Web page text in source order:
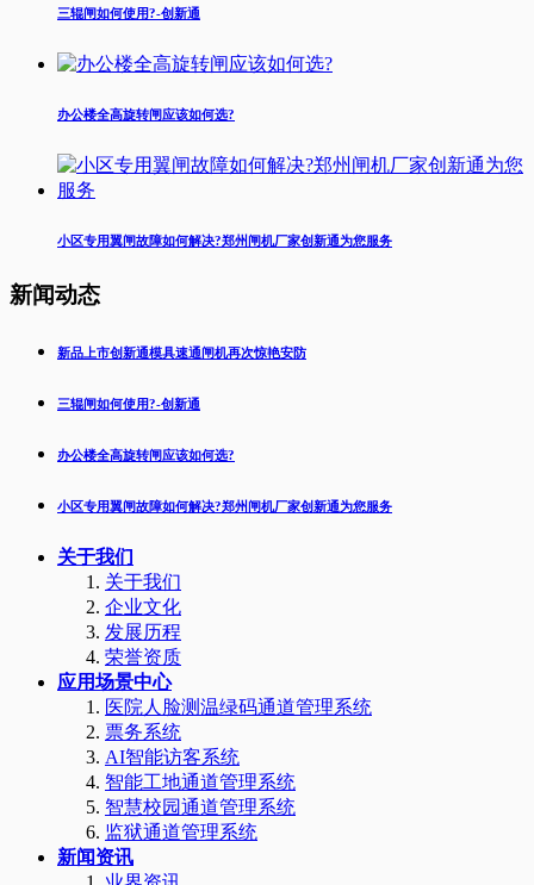
三辊闸如何使用?-创新通
办公楼全高旋转闸应该如何选?
小区专用翼闸故障如何解决?郑州闸机厂家创新通为您服务
新闻动态
新品上市创新通模具速通闸机再次惊艳安防
三辊闸如何使用?-创新通
办公楼全高旋转闸应该如何选?
小区专用翼闸故障如何解决?郑州闸机厂家创新通为您服务
关于我们
关于我们
企业文化
发展历程
荣誉资质
应用场景中心
医院人脸测温绿码通道管理系统
票务系统
AI智能访客系统
智能工地通道管理系统
智慧校园通道管理系统
监狱通道管理系统
新闻资讯